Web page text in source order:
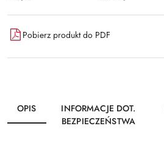
Pobierz produkt do PDF
OPIS
INFORMACJE DOT.
BEZPIECZEŃSTWA